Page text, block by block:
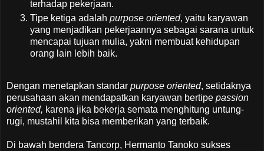
terhadap pekerjaan.
Tipe ketiga adalah purpose oriented, yaitu karyawan
yang menjadikan pekerjaannya sebagai sarana untuk
mencapai tujuan mulia, yakni membuat kehidupan
orang lain lebih baik.
Dengan menetapkan standar purpose oriented, setidaknya
perusahaan akan mendapatkan karyawan bertipe passion
oriented, karena jika bekerja semata menghitung untung-
rugi, mustahil kita bisa memberikan yang terbaik.
Di bawah bendera Tancorp, Hermanto Tanoko sukses